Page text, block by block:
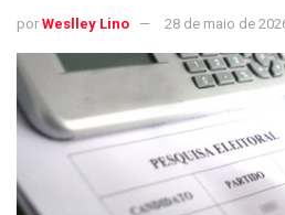
por Weslley Lino 28 de maio de